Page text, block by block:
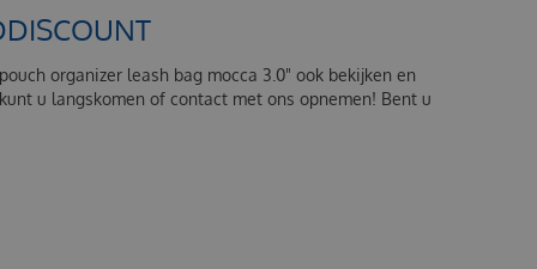
organizer leash bag mocca 3.0" ook bekijken en
u langskomen of contact met ons opnemen! Bent u